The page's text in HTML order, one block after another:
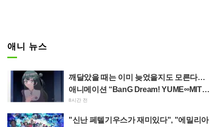
애니 뉴스
깨달았을 때는 이미 늦었을지도 모른다…
애니메이션 “BanG Dream! YUME∞MITA”
제8화, 줄거리·스틸컷 공개
8시간 전
"신난 페텔기우스가 재미있다", "에밀리아